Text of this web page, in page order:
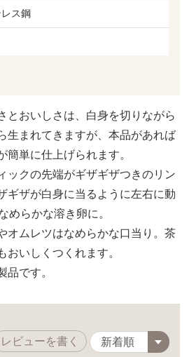
ス鋼
おいしさは、白身を切りながら
生まれてきますが、本品があれば
簡単に仕上げられます。
クの先端がギザギザつきのリン
ギザが白身に当るように左右に動
めらかな溶き卵に。
オムレツはなめらかな口当り。茶
おいしくつくれます。
です。
レビューを書く